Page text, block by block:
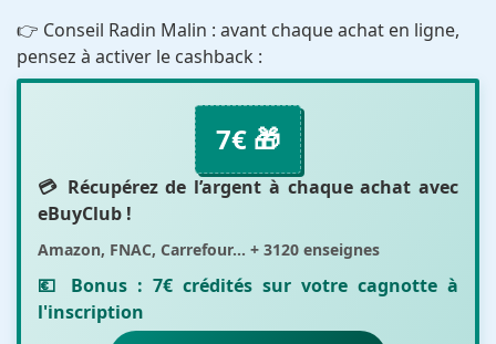
👉 Conseil Radin Malin : avant chaque achat en ligne,
pensez à activer le cashback :
7€ 🎁
💳 Récupérez de l’argent à chaque achat avec
eBuyClub !
Amazon, FNAC, Carrefour... + 3120 enseignes
💶 Bonus : 7€ crédités sur votre cagnotte à
l'inscription